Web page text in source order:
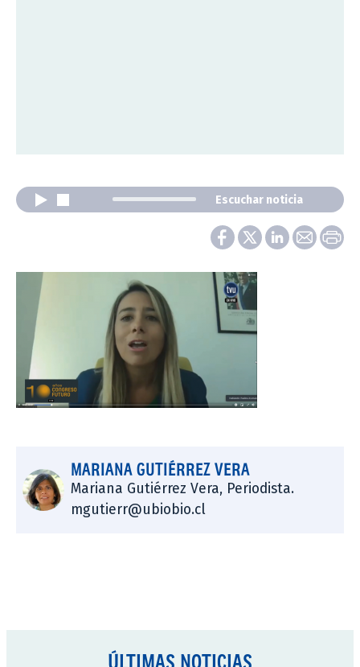
Escuchar noticia
MARIANA GUTIÉRREZ VERA
Mariana Gutiérrez Vera, Periodista.
mgutierr@ubiobio.cl
ÚLTIMAS NOTICIAS